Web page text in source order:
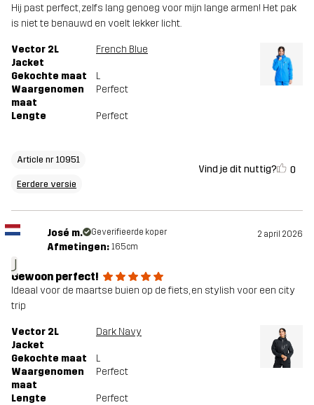
Hij past perfect, zelfs lang genoeg voor mijn lange armen! Het pak
is niet te benauwd en voelt lekker licht.
Vector 2L
Jacket
French Blue
Gekochte maat
L
Waargenomen
maat
Perfect
Lengte Perfect
Article nr 10951
Eerdere versie
Vind je dit nuttig? 0
J
José m. Geverifieerde koper 2 april 2026
Afmetingen: 165cm
Gewoon perfect!
Ideaal voor de maartse buien op de fiets, en stylish voor een city
trip
Vector 2L
Jacket
Dark Navy
Gekochte maat
L
Waargenomen
maat
Perfect
Lengte Perfect